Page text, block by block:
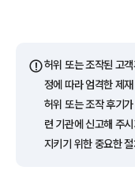
⚠️허위 또는 조작된 고
정에 따라 엄격한 제
허위 또는 조작 후기
련 기관에 신고해 주
지키기 위한 중요한